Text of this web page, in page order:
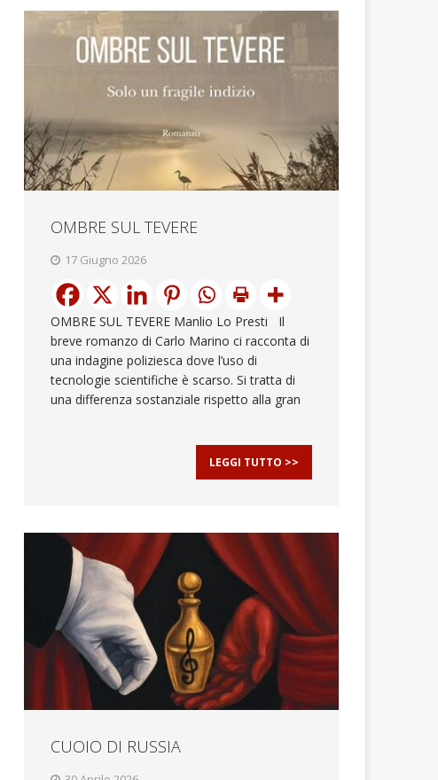
OMBRE SUL TEVERE
17 Giugno 2026
OMBRE SUL TEVERE Manlio Lo Presti Il
breve romanzo di Carlo Marino ci racconta di
una indagine poliziesca dove l’uso di
tecnologie scientifiche è scarso. Si tratta di
una differenza sostanziale rispetto alla gran
LEGGI TUTTO >>
CUOIO DI RUSSIA